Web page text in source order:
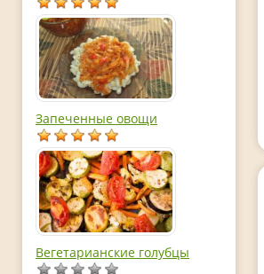
Запеченные овощи
Вегетарианские голубцы